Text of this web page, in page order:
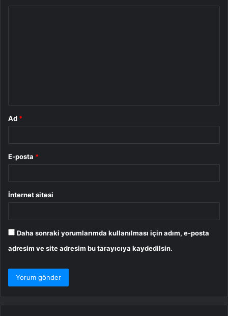
Ad *
E-posta *
İnternet sitesi
Daha sonraki yorumlarımda kullanılması için adım, e-posta
adresim ve site adresim bu tarayıcıya kaydedilsin.